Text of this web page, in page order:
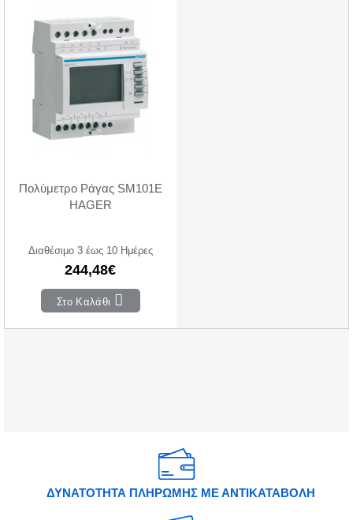
Πολύμετρο Ράγας SM101E
HAGER
Διαθέσιμο 3 έως 10 Ημέρες
244,48€
Στο Καλάθι
ΔΥΝΑΤΟΤΗΤΑ ΠΛΗΡΩΜΗΣ ΜΕ ΑΝΤΙΚΑΤΑΒΟΛΗ